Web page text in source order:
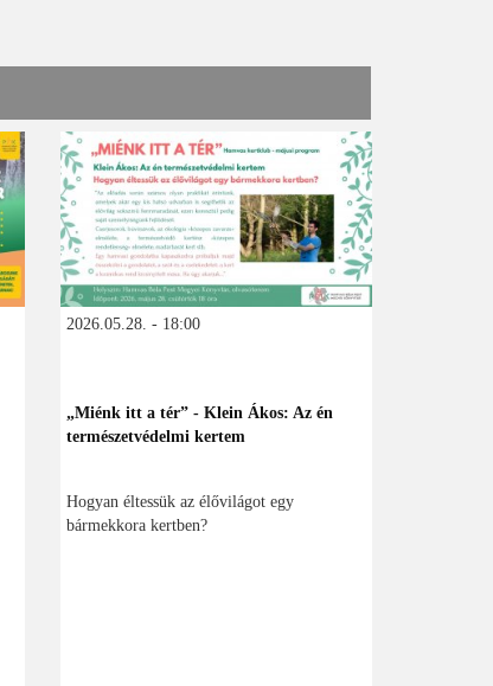
2026.05.28. - 18:00
„Miénk itt a tér” - Klein Ákos: Az én
természetvédelmi kertem
Hogyan éltessük az élővilágot egy
bármekkora kertben?